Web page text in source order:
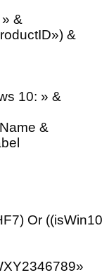
&
&
10: » &
&
Or ((isWin10